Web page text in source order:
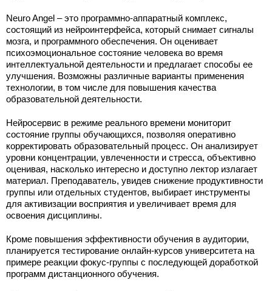
Neuro Angel – это программно-аппаратный комплекс,
состоящий из нейроинтерфейса, который снимает сигналы
мозга, и программного обеспечения. Он оценивает
психоэмоциональное состояние человека во время
интеллектуальной деятельности и предлагает способы ее
улучшения. Возможны различные варианты применения
технологии, в том числе для повышения качества
образовательной деятельности.
Нейросервис в режиме реального времени мониторит
состояние группы обучающихся, позволяя оперативно
корректировать образовательный процесс. Он анализирует
уровни концентрации, увлеченности и стресса, объективно
оценивая, насколько интересно и доступно лектор излагает
материал. Преподаватель, увидев снижение продуктивности
группы или отдельных студентов, выбирает инструменты
для активизации восприятия и увеличивает время для
освоения дисциплины.
Кроме повышения эффективности обучения в аудитории,
планируется тестирование онлайн-курсов университета на
примере реакции фокус-группы с последующей доработкой
программ дистанционного обучения.